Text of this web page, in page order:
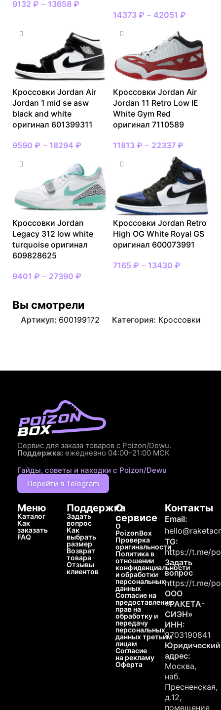
9132 ₽ – 13658 ₽
14373 ₽ – 42051 ₽
Кроссовки Jordan Air
Jordan 1 mid se asw
black and white
оригинал 601399311
9590 ₽ – 18294 ₽
Кроссовки Jordan Air
Jordan 11 Retro Low IE
White Gym Red
оригинал 7110589
11813 ₽ – 22337 ₽
Кроссовки Jordan
Legacy 312 low white
turquoise оригинал
609828625
9401 ₽ – 27390 ₽
Кроссовки Jordan Retro
High OG White Royal GS
оригинал 600073991
7165 ₽ – 13430 ₽
Вы смотрели
Артикул: 600199172 Категория: Кроссовки
Сервис для заказа товаров с Poizon/Dewu.
Поддержка: ежедневно 04:00–21:00 МСК
Гайды, советы и находки с Poizon/Dewu
Перейти в Telegram
Меню
Каталог
Как
заказать
FAQ
Поддержка
Задать
вопрос
Как
выбрать
размер
Возврат
товара
Отзывы
клиентов
О
сервисе
О
PoizonBox
Проверка
оригинальности
Политика в
отношении
конфиденциальности
и обработки
персональных
данных
Согласие на
предоставление
прав на
обработку и
передачу
персональных
данных третьим
лицам
Согласие
на рекламу
Оферта
Контакты
Email:
TG:
https://t.me/
Задать
вопрос
https://t.me/
ООО
«РАКЕТА-
СИЭН»
ИНН:
9703190841
Юридический
адрес:
Москва,
наб.
Пресненская,
д.12,
помещение